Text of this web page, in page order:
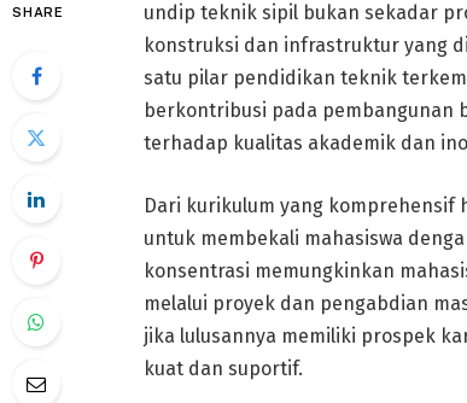
SHARE
undip teknik sipil bukan sekadar
konstruksi dan infrastruktur yang
satu pilar pendidikan teknik
berkontribusi pada pembangunan
terhadap kualitas akademik dan
Dari kurikulum yang komprehensif
untuk membekali mahasiswa
konsentrasi memungkinkan
melalui proyek dan pengabdian
jika lulusannya memiliki prospek
kuat dan suportif.